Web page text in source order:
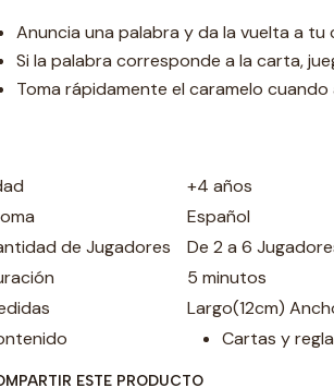
Anuncia una palabra y da la vuelta a tu
Si la palabra corresponde a la carta,
Toma rápidamente el caramelo cuando
+4 años
Español
de Jugadores
De 2 a 6
5 minutos
Largo(12cm)
Cartas y
ESTE PRODUCTO